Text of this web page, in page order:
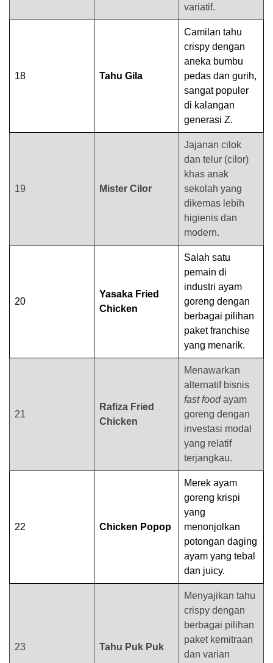
variatif.
18 Tahu Gila
Camilan tahu
crispy dengan
aneka bumbu
pedas dan gurih,
sangat populer
di kalangan
generasi Z.
19 Mister Cilor
Jajanan cilok
dan telur (cilor)
khas anak
sekolah yang
dikemas lebih
higienis dan
modern.
20
Yasaka Fried
Chicken
Salah satu
pemain di
industri ayam
goreng dengan
berbagai pilihan
paket franchise
yang menarik.
21
Rafiza Fried
Chicken
Menawarkan
alternatif bisnis
fast food ayam
goreng dengan
investasi modal
yang relatif
terjangkau.
22 Chicken Popop
Merek ayam
goreng krispi
yang
menonjolkan
potongan daging
ayam yang tebal
dan juicy.
23 Tahu Puk Puk
Menyajikan tahu
crispy dengan
berbagai pilihan
paket kemitraan
dan varian